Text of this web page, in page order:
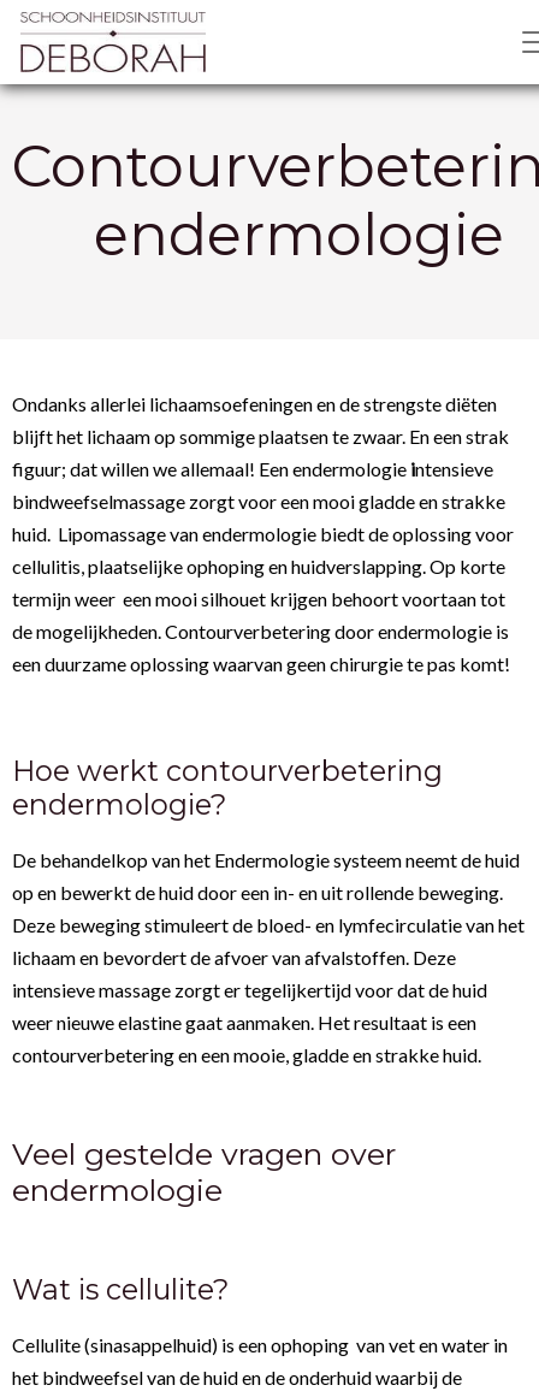
endermologie
Ondanks allerlei lichaamsoefeningen en de strengste diëten
blijft het lichaam op sommige plaatsen te zwaar. En een strak
figuur; dat willen we allemaal! Een endermologie intensieve
bindweefselmassage zorgt voor een mooi gladde en strakke
huid. Lipomassage van endermologie biedt de oplossing voor
cellulitis, plaatselijke ophoping en huidverslapping. Op korte
termijn weer een mooi silhouet krijgen behoort voortaan tot
de mogelijkheden. Contourverbetering door endermologie is
een duurzame oplossing waarvan geen chirurgie te pas komt!
Hoe werkt contourverbetering
endermologie?
De behandelkop van het Endermologie systeem neemt de huid
op en bewerkt de huid door een in- en uit rollende beweging.
Deze beweging stimuleert de bloed- en lymfecirculatie van het
lichaam en bevordert de afvoer van afvalstoffen. Deze
intensieve massage zorgt er tegelijkertijd voor dat de huid
weer nieuwe elastine gaat aanmaken. Het resultaat is een
contourverbetering en een mooie, gladde en strakke huid.
Veel gestelde vragen over
endermologie
Wat is cellulite?
Cellulite (sinasappelhuid) is een ophoping van vet en water in
het bindweefsel van de huid en de onderhuid waarbij de